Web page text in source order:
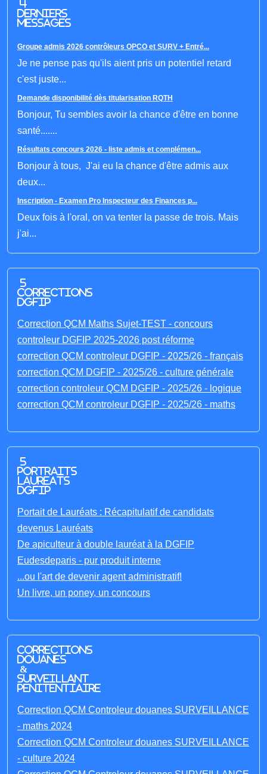
4
derniers
messages
Groupe admis 2026 contrôleurs OPCO et SURV + Entré...
Je ne pense pas qu'ils aient pris un potentiel retard
c'est juste...
Demande disponibilité dès titularisation RQTH
Bonjour, Tu sembles avoir la chance d'être en bonne
santé.......
Résultats concours 2026 - liste admis et complémen...
Bonjour à tous, J'ai eu la chance d'être admis aux
deux...
Inscription - Examen Pro Inspecteur des Finances p...
Deux fois à l'oral, on va tenter la passe de trois. Mais
j'ai...
5
corrections
DGFIP
Correction QCM Maths Sujet-TEST - concours
controleur DGFIP 2025-2026 post réforme
correction QCM controleur DGFIP - 2025/26 - français
correction QCM DGFIP - 2025/26 - culture générale
correction controleur QCM DGFIP - 2025/26 - logique
correction QCM controleur DGFIP - 2025/26 - maths
5
portraits
laureats
DGFIP
Portait de Lauréats : Récapitulatif de candidats
devenus Lauréats
De apiculteur à double lauréat à la DGFIP
Eudesdeparis - pur produit interne
...ou l'art de devenir agent administratif!
Un livre, un poney, un concours
Corrections
Douanes
&
Surveillant
penitentiaire
Correction QCM Controleur douanes SURVEILLANCE
- maths 2024
Correction QCM Controleur douanes SURVEILLANCE
- culture 2024